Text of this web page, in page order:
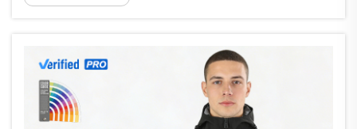
szerkezetükben elzárt levegő immobilizálásával